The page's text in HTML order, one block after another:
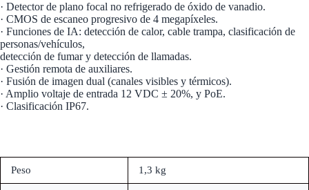
· Detector de plano focal no refrigerado de óxido de vanadio.
· CMOS de escaneo progresivo de 4 megapíxeles.
· Funciones de IA: detección de calor, cable trampa, clasificación de
personas/vehículos,
detección de fumar y detección de llamadas.
· Gestión remota de auxiliares.
· Fusión de imagen dual (canales visibles y térmicos).
· Amplio voltaje de entrada 12 VDC ± 20%, y PoE.
· Clasificación IP67.
Peso 1,3 kg